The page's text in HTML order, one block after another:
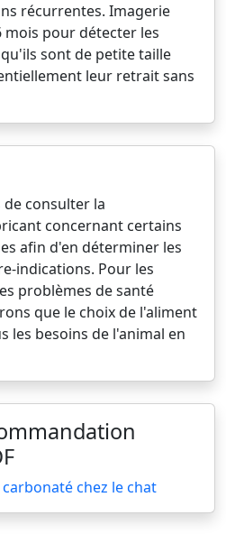
récurrentes. Imagerie
mois pour détecter les
sont de petite taille
leur retrait sans
consulter la
concernant certains
afin d'en déterminer les
indications. Pour les
problèmes de santé
que le choix de l'aliment
les besoins de l'animal en
chez le chat